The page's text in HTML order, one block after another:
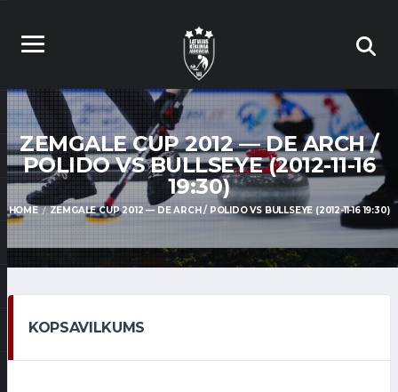
ZEMGALE CUP 2012 — DE ARCH /
POLIDO VS BULLSEYE (2012-11-16
19:30)
HOME ZEMGALE CUP 2012 — DE ARCH / POLIDO VS BULLSEYE (2012-11-16 19:30)
KOPSAVILKUMS